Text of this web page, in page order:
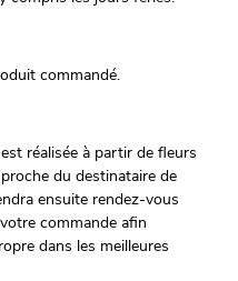
commandé.
réalisée à partir de fleurs
du destinataire de
ensuite rendez-vous
commande afin
dans les meilleures